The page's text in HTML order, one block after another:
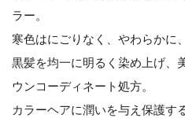
ラー。
寒色はにごりなく、やわらかに
黒髪を均一に明るく染め上げ、
ウンコーディネート処方。
カラーヘアに潤いを与え保護す